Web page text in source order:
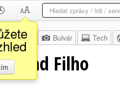
Z domova Bulvár Tech
Saad Filho